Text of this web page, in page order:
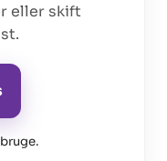
eller skift
.